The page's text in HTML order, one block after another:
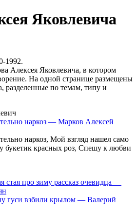
Яковлевича
1992.
Алексея Яковлевича, в котором
На одной странице размещены
разделенные по темам, типу и
наркоз — Марков Алексей
наркоз, Мой взгляд нашел само
букетик красных роз, Спешу к любви
стая про зиму рассказ очевидца —
гуси взбили крылом — Валерий